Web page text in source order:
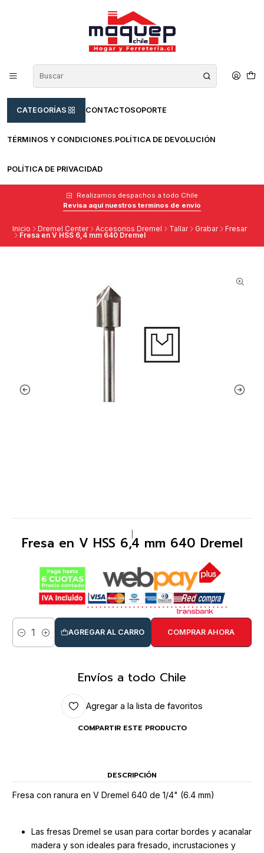
CATEGORÍAS CONTACTOSOPORTE
TÉRMINOS Y CONDICIONES.POLÍTICA DE DEVOLUCIÓN
POLÍTICA DE PRIVACIDAD
Realizamos despachos a todo Chile
Revisa aquí nuestros terminos de envío
Inicio Dremel Center Accesorios Dremel Tallar Grabar Fresar
Fresa en V HSS 6,4 mm 640 Dremel
Fresa en V HSS 6,4 mm 640 Dremel
Cantidad
AGREGAR AL CARRO COMPRAR AHORA
Envíos a todo Chile
Agregar a la lista de favoritos
COMPARTIR ESTE PRODUCTO
DESCRIPCIÓN
Fresa con ranura en V Dremel 640 de 1/4" (6.4 mm)
Las fresas Dremel se usan para cortar bordes y acanalar
madera y son ideales para fresado, incrustaciones y